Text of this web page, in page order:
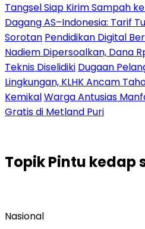
Tangsel Siap Kirim Sampah
Dagang AS–Indonesia: Tarif
Sorotan Pendidikan Digital
Nadiem Dipersoalkan, Dana
Teknis Diselidiki Dugaan
Lingkungan, KLHK Ancam
KemikalWarga Antusias
Gratis di Metland Puri
TopikPintu kedap
Nasional